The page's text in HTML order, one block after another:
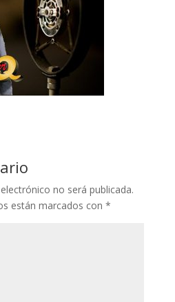
no será publicada.
están marcados con *